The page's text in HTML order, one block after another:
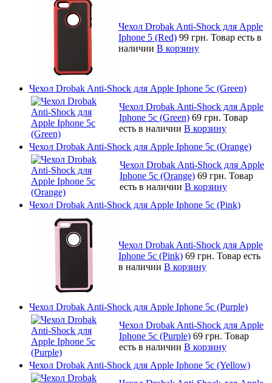
Чехол Drobak Anti-Shock для Apple
Iphone 5 (Red) 99 грн. Товар есть в
наличии В корзину
Чехол Drobak Anti-Shock для Apple Iphone 5c (Green)
Чехол Drobak Anti-Shock для Apple
Iphone 5c (Green) 69 грн. Товар
есть в наличии В корзину
Чехол Drobak Anti-Shock для Apple Iphone 5c (Orange)
Чехол Drobak Anti-Shock для Apple
Iphone 5c (Orange) 69 грн. Товар
есть в наличии В корзину
Чехол Drobak Anti-Shock для Apple Iphone 5c (Pink)
Чехол Drobak Anti-Shock для Apple
Iphone 5c (Pink) 69 грн. Товар есть
в наличии В корзину
Чехол Drobak Anti-Shock для Apple Iphone 5c (Purple)
Чехол Drobak Anti-Shock для Apple
Iphone 5c (Purple) 69 грн. Товар
есть в наличии В корзину
Чехол Drobak Anti-Shock для Apple Iphone 5c (Yellow)